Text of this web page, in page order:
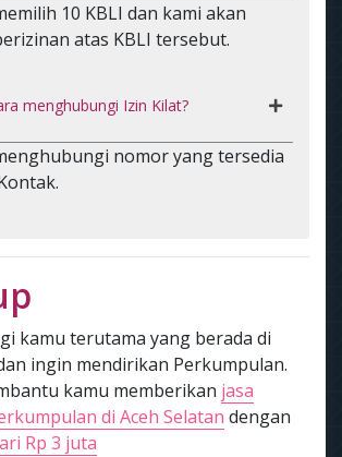
10 KBLI dan kami akan
atas KBLI tersebut.
menghubungi Izin Kilat?
nomor yang tersedia
kamu terutama yang berada di
ingin mendirikan Perkumpulan.
kamu memberikan jasa
di Aceh Selatan dengan
Rp 3 juta